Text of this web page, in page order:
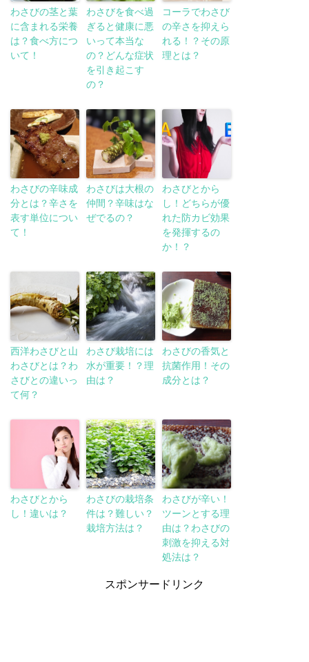
わさびの茎と葉
に含まれる栄養
は？食べ方につ
いて！
わさびを食べ過
ぎると健康に悪
いって本当な
の？どんな症状
を引き起こす
の？
コーラでわさび
の辛さを抑えら
れる！？その原
理とは？
わさびの辛味成
分とは？辛さを
表す単位につい
て！
わさびは大根の
仲間？辛味はな
ぜでるの？
わさびとから
し！どちらが優
れた防カビ効果
を発揮するの
か！？
西洋わさびと山
わさびとは？わ
さびとの違いっ
て何？
わさび栽培には
水が重要！？理
由は？
わさびの香気と
抗菌作用！その
成分とは？
わさびとから
し！違いは？
わさびの栽培条
件は？難しい？
栽培方法は？
わさびが辛い！
ツーンとする理
由は？わさびの
刺激を抑える対
処法は？
スポンサードリンク